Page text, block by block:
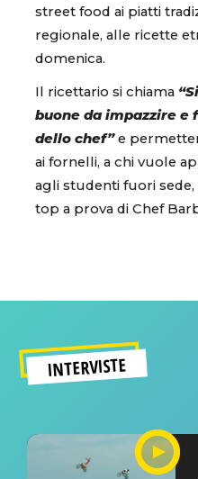
street food ai piatti
regionale, alle ricette
domenica.
Il ricettario si chiama
buone da impazzire e
dello chef” e
ai fornelli, a chi vuole
agli studenti fuori
top a prova di Chef
INTERVISTE